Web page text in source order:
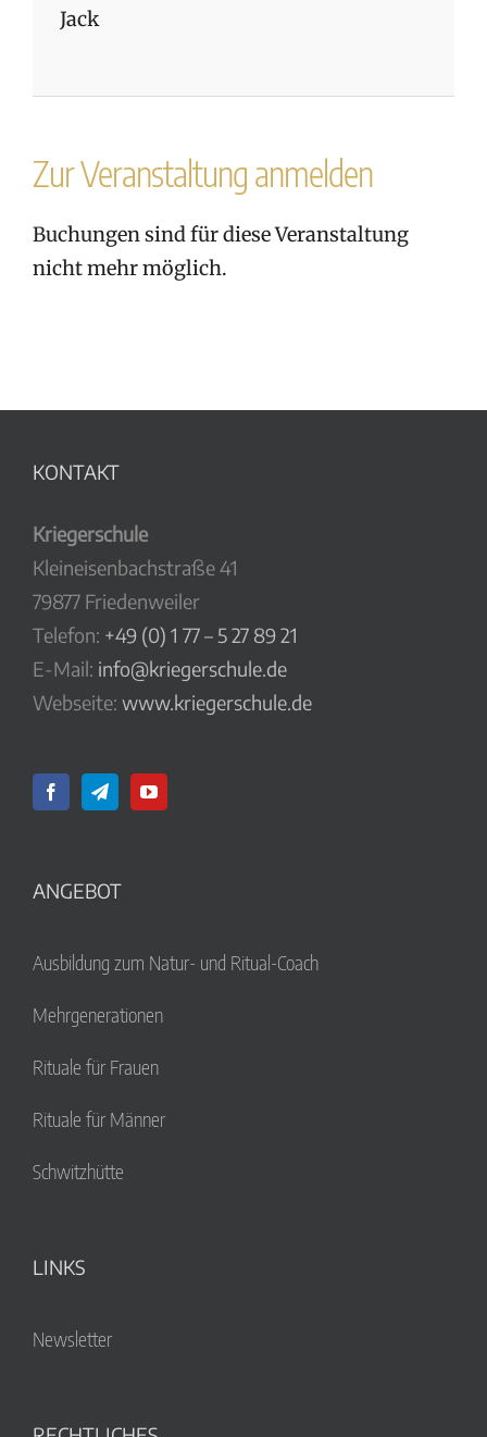
Jack
Zur Veranstaltung anmelden
Buchungen sind für diese Veranstaltung
nicht mehr möglich.
KONTAKT
Kriegerschule
Kleineisenbachstraße 41
79877 Friedenweiler
Telefon: +49 (0) 1 77 – 5 27 89 21
E-Mail: info@kriegerschule.de
Webseite: www.kriegerschule.de
ANGEBOT
Ausbildung zum Natur- und Ritual-Coach
Mehrgenerationen
Rituale für Frauen
Rituale für Männer
Schwitzhütte
LINKS
Newsletter